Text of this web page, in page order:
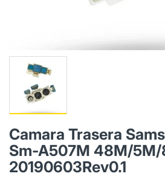
Camara Trasera
Sm-A507M 48M/5M/
20190603Rev0.1